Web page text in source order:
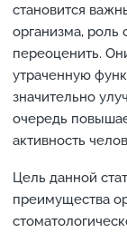
становится
организма, роль
переоценить.
утраченную
значительно
очередь
активность
Цель данной
преимущества